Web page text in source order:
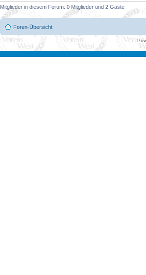
Mitglieder in diesem Forum: 0 Mitglieder und 2 Gäste
Foren-Übersicht